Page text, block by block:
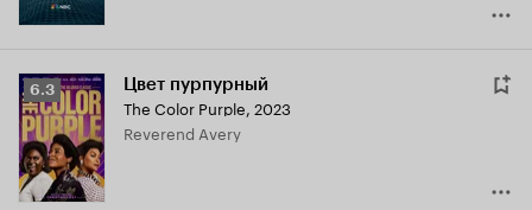
Рейтинг
Кинопоиска
6.3
6.3 Цвет пурпурный
The Color Purple, 2023
Reverend Avery